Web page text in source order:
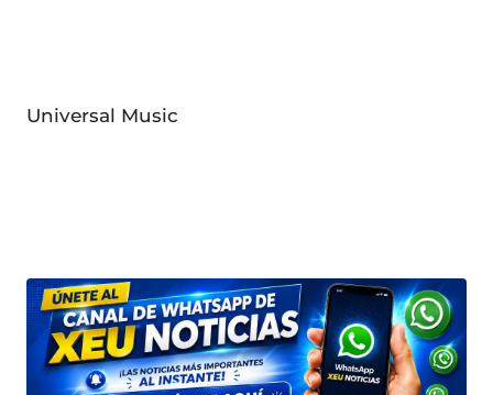
Universal Music